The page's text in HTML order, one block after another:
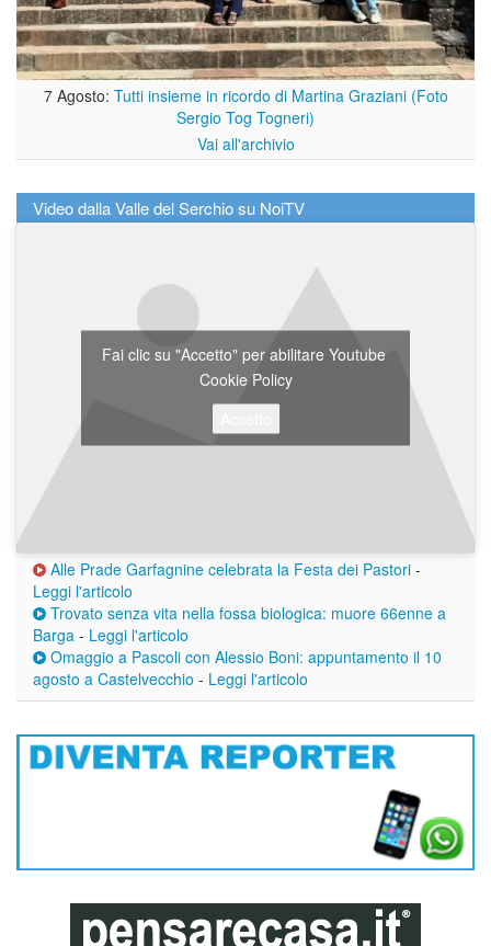
7 Agosto: Tutti insieme in ricordo di Martina Graziani (Foto
Sergio Tog Togneri)
Vai all'archivio
Video dalla Valle del Serchio su NoiTV
Fai clic su "Accetto" per abilitare Youtube
Cookie Policy
Alle Prade Garfagnine celebrata la Festa dei Pastori -
Leggi l'articolo
Trovato senza vita nella fossa biologica: muore 66enne a
Barga - Leggi l'articolo
Omaggio a Pascoli con Alessio Boni: appuntamento il 10
agosto a Castelvecchio - Leggi l'articolo